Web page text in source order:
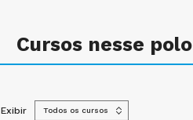
Cursos nesse polo
Exibir